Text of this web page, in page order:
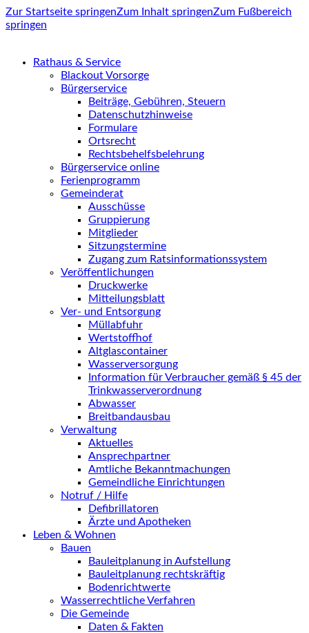
Zur Startseite springenZum Inhalt springenZum Fußbereich
springen
Rathaus & Service
Blackout Vorsorge
Bürgerservice
Beiträge, Gebühren, Steuern
Datenschutzhinweise
Formulare
Ortsrecht
Rechtsbehelfsbelehrung
Bürgerservice online
Ferienprogramm
Gemeinderat
Ausschüsse
Gruppierung
Mitglieder
Sitzungstermine
Zugang zum Ratsinformationssystem
Veröffentlichungen
Druckwerke
Mitteilungsblatt
Ver- und Entsorgung
Müllabfuhr
Wertstoffhof
Altglascontainer
Wasserversorgung
Information für Verbraucher gemäß § 45 der
Trinkwasserverordnung
Abwasser
Breitbandausbau
Verwaltung
Aktuelles
Ansprechpartner
Amtliche Bekanntmachungen
Gemeindliche Einrichtungen
Notruf / Hilfe
Defibrillatoren
Ärzte und Apotheken
Leben & Wohnen
Bauen
Bauleitplanung in Aufstellung
Bauleitplanung rechtskräftig
Bodenrichtwerte
Wasserrechtliche Verfahren
Die Gemeinde
Daten & Fakten